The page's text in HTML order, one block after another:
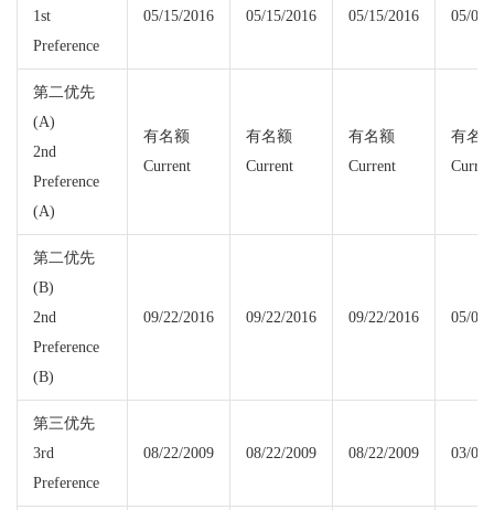
1st
Preference
05/15/2016 05/15/2016 05/15/2016 05/01/
第二优先
(A)
2nd
Preference
(A)
有名额
Current
有名额
Current
有名额
Current
有名
第二优先
(B)
2nd
Preference
(B)
09/22/2016 09/22/2016 09/22/2016 05/01/
第三优先
3rd
Preference
08/22/2009 08/22/2009 08/22/2009 03/01/